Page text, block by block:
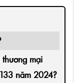
mại
năm 2024?